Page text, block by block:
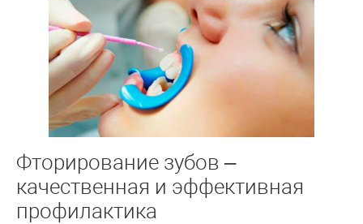
Фторирование зубов –
качественная и эффективная
профилактика